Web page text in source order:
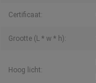
Certificaat:
Grootte (L * w * h):
Hoog licht: